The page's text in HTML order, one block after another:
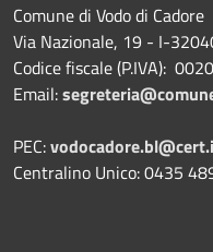
Comune di Vodo di Cadore
Via Nazionale, 19 - I-
Codice fiscale (P.IVA):
Email:
PEC:
Centralino Unico: 0435